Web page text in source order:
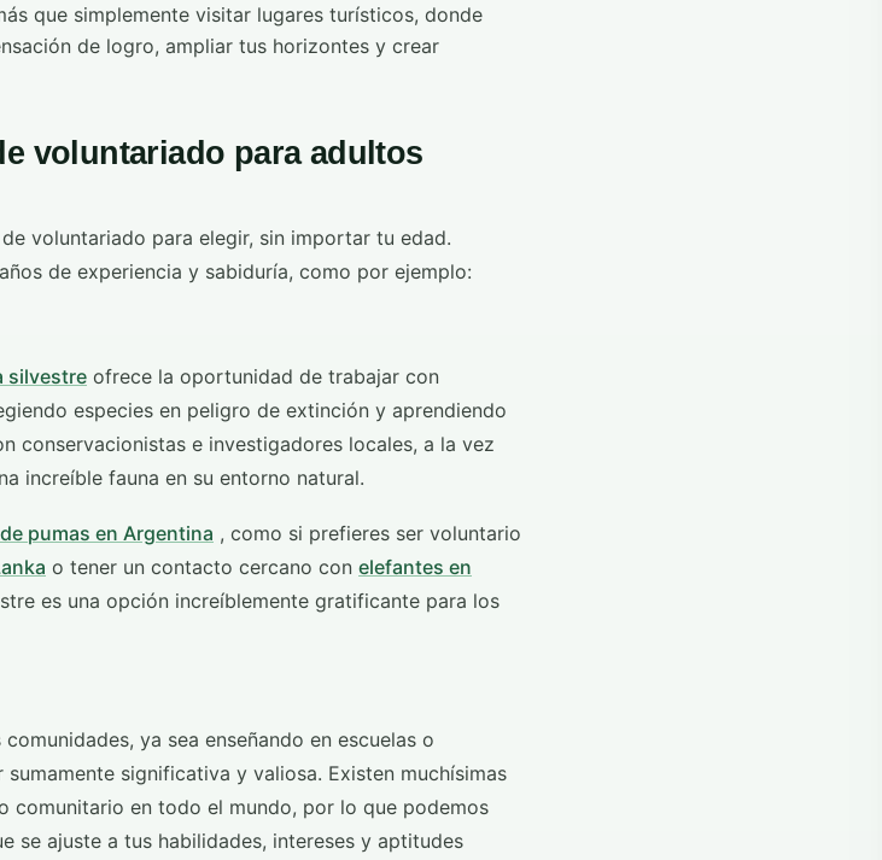
que simplemente visitar lugares turísticos, donde
de logro, ampliar tus horizontes y crear
voluntariado para adultos
voluntariado para elegir, sin importar tu edad.
de experiencia y sabiduría, como por ejemplo:
silvestre ofrece la oportunidad de trabajar con
especies en peligro de extinción y aprendiendo
conservacionistas e investigadores locales, a la vez
increíble fauna en su entorno natural.
pumas en Argentina , como si prefieres ser voluntario
o tener un contacto cercano con elefantes en
es una opción increíblemente gratificante para los
ya sea enseñando en escuelas o
significativa y valiosa. Existen muchísimas
comunitario en todo el mundo, por lo que podemos
se ajuste a tus habilidades, intereses y aptitudes